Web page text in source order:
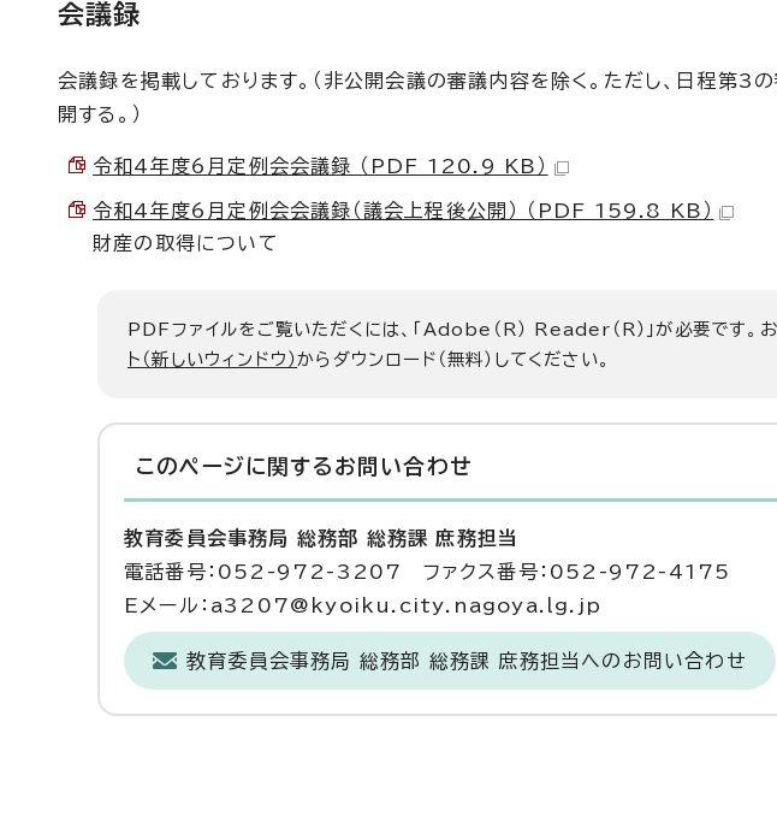
会議録
会議録を掲載しております。（非公開会議の審議内容を除く。ただし、日程第3
開する。）
令和4年度6月定例会会議録 （PDF 120.9 KB）
令和4年度6月定例会会議録（議会上程後公開） （PDF 159.8 KB）
財産の取得について
PDFファイルをご覧いただくには、「Adobe（R） Reader（R）」が必要です。
ト（新しいウィンドウ）からダウンロード（無料）してください。
このページに関する お問い合わせ
教育委員会事務局 総務部 総務課 庶務担当
電話番号：052-972-3207 ファクス番号：052-972-4175
Eメール：a3207@kyoiku.city.nagoya.lg.jp
教育委員会事務局 総務部 総務課 庶務担当へのお問い合わせ